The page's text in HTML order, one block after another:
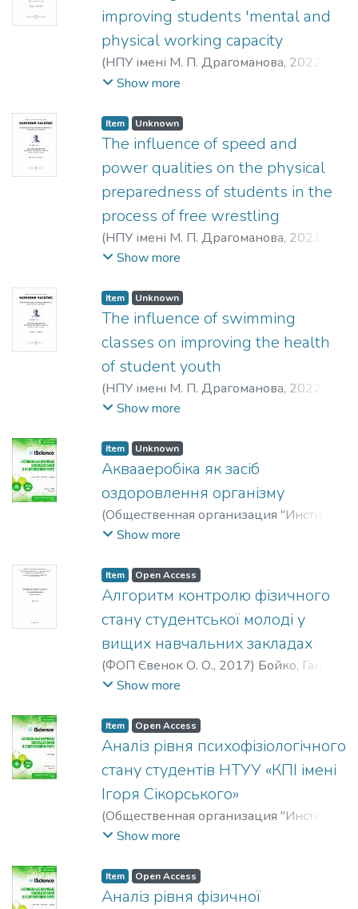
improving students 'mental and
physical working capacity
(НПУ імені М. П. Драгоманова, 2022
Khimich, Ihor Yuriiovych
Show more
Item Unknown
The influence of speed and
power qualities on the physical
preparedness of students in the
process of free wrestling
(НПУ імені М. П. Драгоманова, 2021
Корюкаєв, Микола Миколайович
Соболенко, Андрій Ілліч
Show more
Item Unknown
The influence of swimming
classes on improving the health
of student youth
(НПУ імені М. П. Драгоманова, 2022
Дакал, Наталія Адамівна
Show more
Item Unknown
Аквааеробіка як засіб
оздоровлення організму
(Общественная организация "Институт
социальной трансформации"
Nazaruk, Volodymyr Mykhailovych
Show more
Item Open Access
Алгоритм контролю фізичного
стану студентської молоді у
вищих навчальних закладах
(ФОП Євенок О. О., 2017) Бойко, Ганна
Леонідівна;Міщук, Діана Миколаївна
Mykolaivna
Show more
Item Open Access
Аналіз рівня психофізіологічного
стану студентів НТУУ «КПІ імені
Ігоря Сікорського»
(Общественная организация "Институт
социальной трансформации"
Віктор Петрович
Vasylivna ;Bilokon, Viktor Petrovych
Show more
Item Open Access
Аналіз рівня фізичної